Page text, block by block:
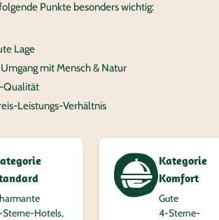
Punkte besonders wichtig:
Lage
mit Mensch & Natur
Qualität
Leistungs-Verhältnis
Hotels,
Kategorie
Komfort
Gute
4‑Sterne-